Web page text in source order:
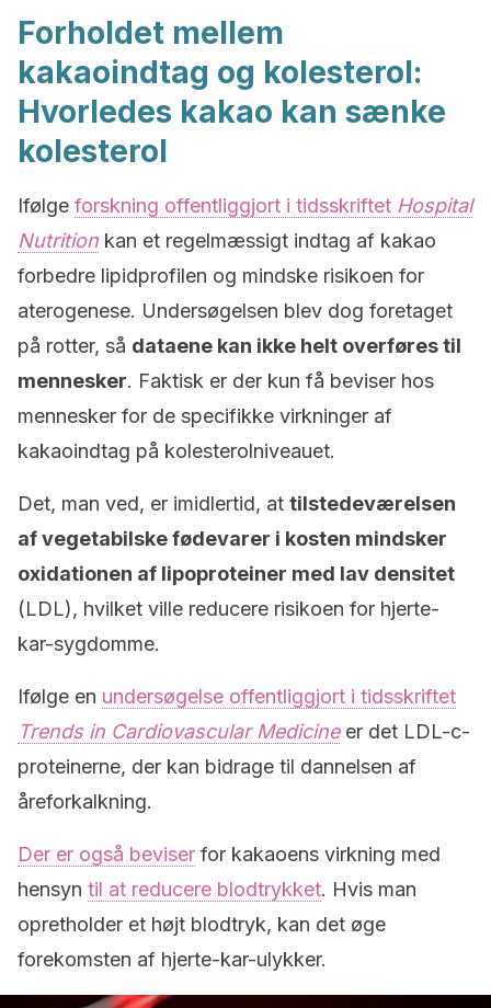
Forholdet mellem
kakaoindtag og kolesterol:
Hvorledes kakao kan sænke
kolesterol
Ifølge forskning offentliggjort i tidsskriftet Hospital
Nutrition kan et regelmæssigt indtag af kakao
forbedre lipidprofilen og mindske risikoen for
aterogenese. Undersøgelsen blev dog foretaget
på rotter, så dataene kan ikke helt overføres til
mennesker. Faktisk er der kun få beviser hos
mennesker for de specifikke virkninger af
kakaoindtag på kolesterolniveauet.
Det, man ved, er imidlertid, at tilstedeværelsen
af vegetabilske fødevarer i kosten mindsker
oxidationen af lipoproteiner med lav densitet
(LDL), hvilket ville reducere risikoen for hjerte-
kar-sygdomme.
Ifølge en undersøgelse offentliggjort i tidsskriftet
Trends in Cardiovascular Medicineer det LDL-c-
proteinerne, der kan bidrage til dannelsen af
åreforkalkning.
Der er også beviser for kakaoens virkning med
hensyn til at reducere blodtrykket. Hvis man
opretholder et højt blodtryk, kan det øge
forekomsten af hjerte-kar-ulykker.